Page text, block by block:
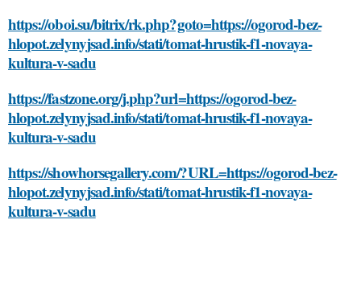
https://oboi.su/bitrix/rk.php?goto=https://ogorod-bez-
hlopot.zelynyjsad.info/stati/tomat-hrustik-f1-novaya-
kultura-v-sadu
https://fastzone.org/j.php?url=https://ogorod-bez-
hlopot.zelynyjsad.info/stati/tomat-hrustik-f1-novaya-
kultura-v-sadu
https://showhorsegallery.com/?URL=https://ogorod-bez-
hlopot.zelynyjsad.info/stati/tomat-hrustik-f1-novaya-
kultura-v-sadu